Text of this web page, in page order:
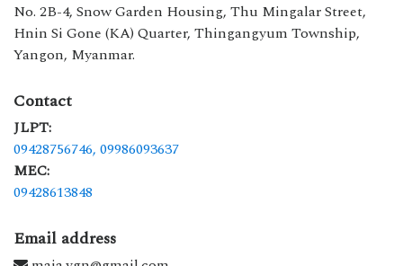
No. 2B-4, Snow Garden Housing, Thu Mingalar Street,
Hnin Si Gone (KA) Quarter, Thingangyum Township,
Yangon, Myanmar.
Contact
JLPT:
09428756746, 09986093637
MEC:
09428613848
Email address